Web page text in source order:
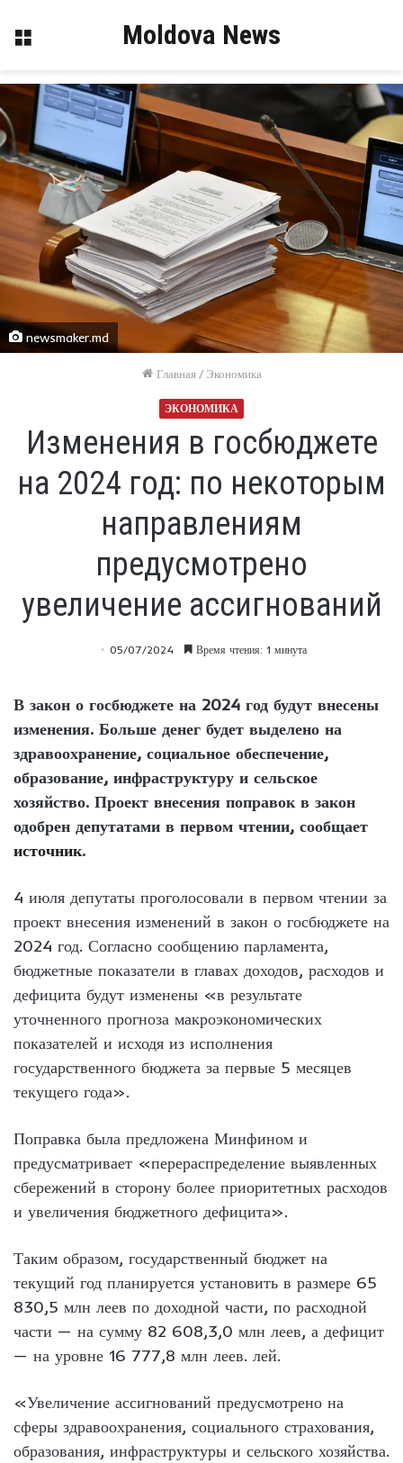
Меню Moldova News
newsmaker.md
Главная / Экономика
ЭКОНОМИКА
Изменения в госбюджете
на 2024 год: по некоторым
направлениям
предусмотрено
увеличение ассигнований
05/07/2024 Время чтения: 1 минута
В закон о госбюджете на 2024 год будут внесены
изменения. Больше денег будет выделено на
здравоохранение, социальное обеспечение,
образование, инфраструктуру и сельское
хозяйство. Проект внесения поправок в закон
одобрен депутатами в первом чтении, сообщает
источник.
4 июля депутаты проголосовали в первом чтении за
проект внесения изменений в закон о госбюджете на
2024 год. Согласно сообщению парламента,
бюджетные показатели в главах доходов, расходов и
дефицита будут изменены «в результате
уточненного прогноза макроэкономических
показателей и исходя из исполнения
государственного бюджета за первые 5 месяцев
текущего года».
Поправка была предложена Минфином и
предусматривает «перераспределение выявленных
сбережений в сторону более приоритетных расходов
и увеличения бюджетного дефицита».
Таким образом, государственный бюджет на
текущий год планируется установить в размере 65
830,5 млн леев по доходной части, по расходной
части — на сумму 82 608,3,0 млн леев, а дефицит
— на уровне 16 777,8 млн леев. лей.
«Увеличение ассигнований предусмотрено на
сферы здравоохранения, социального страхования,
образования, инфраструктуры и сельского хозяйства.